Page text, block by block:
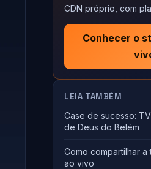
CDN próprio, com
Conhecer o
LEIA TAMBÉM
Case de sucesso:
de Deus do Belém
Como compartilhar
ao vivo